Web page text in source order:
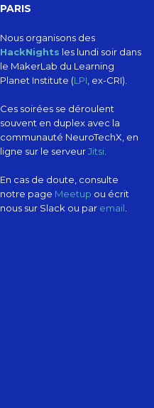
PARIS
Nous organisons des
HackNights les lundi soir dans
le MakerLab du Learning
Planet Institute (LPI , ex-CRI).
Ces soirées se déroulent
souvent en duplex avec la
communauté NeuroTechX, en
ligne sur le serveurJitsi.
En cas de doute, consulte
notre page Meetup ou écrit
nous sur Slack ou par email